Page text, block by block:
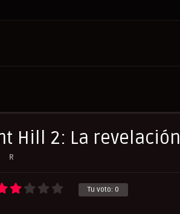
Hill 2: La revelación
R
Tu voto: 0